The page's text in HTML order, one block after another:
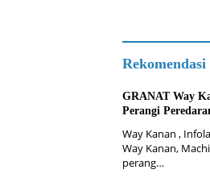
GRANAT Way
Perangi
Way Kanan ,
Way Kanan,
perang…